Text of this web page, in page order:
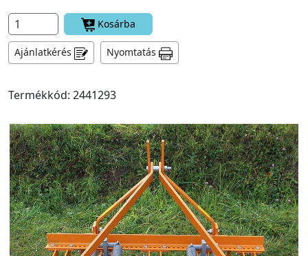
Kosárba
Ajánlatkérés Nyomtatás
Termékkód: 2441293